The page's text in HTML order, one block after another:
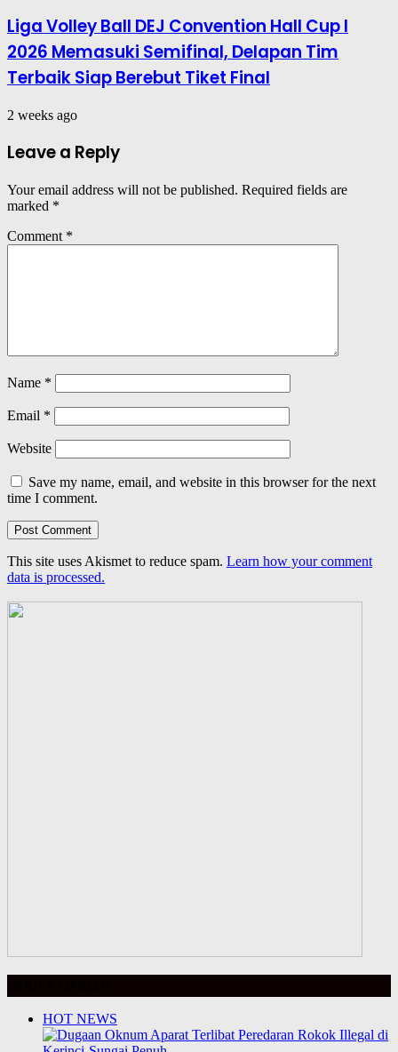
Liga Volley Ball DEJ Convention Hall Cup I
2026 Memasuki Semifinal, Delapan Tim
Terbaik Siap Berebut Tiket Final
2 weeks ago
Leave a Reply
Your email address will not be published. Required fields are
marked *
Comment *
Name *
Email *
Website
Save my name, email, and website in this browser for the next
time I comment.
This site uses Akismet to reduce spam. Learn how your comment
data is processed.
HOT NEWS